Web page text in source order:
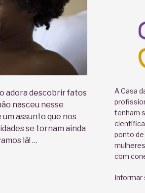
adora descobrir fatos
nasceu nesse
assunto que nos
se tornam ainda
lá! …
A Casa
tenham
ponto
com
Informar